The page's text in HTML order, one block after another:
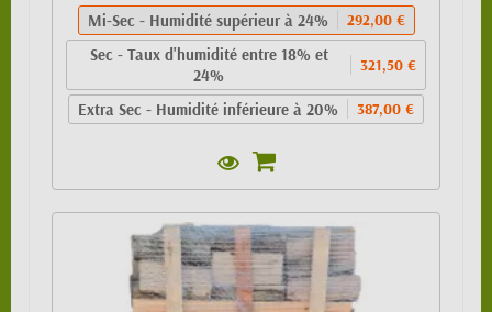
Mi-Sec - Humidité supérieur à 24% 292,00 €
Sec - Taux d'humidité entre 18% et
24%
321,50 €
Extra Sec - Humidité inférieure à 20% 387,00 €